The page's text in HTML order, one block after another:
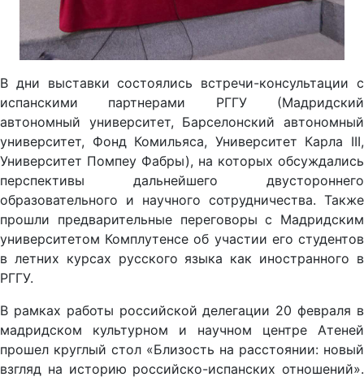
В дни выставки состоялись встречи-консультации с
испанскими партнерами РГГУ (Мадридский
автономный университет, Барселонский автономный
университет, Фонд Комильяса, Университет Карла III,
Университет Помпеу Фабры), на которых обсуждались
перспективы дальнейшего двустороннего
образовательного и научного сотрудничества. Также
прошли предварительные переговоры с Мадридским
университетом Комплутенсе об участии его студентов
в летних курсах русского языка как иностранного в
РГГУ.
В рамках работы российской делегации 20 февраля в
мадридском культурном и научном центре Атеней
прошел круглый стол «Близость на расстоянии: новый
взгляд на историю российско-испанских отношений».